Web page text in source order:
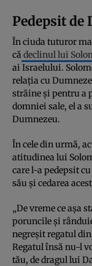
Pedepsit de
În ciuda tuturor
că declinul lui
ai Israelului.
relația cu
străine și pentru a
domniei sale, el a
Dumnezeu.
În cele din urmă,
atitudinea lui
care l-a pedepsit
său și cedarea
„De vreme ce așa
poruncile și
negreșit regatul
Regatul însă nu-l
tău, de dragul lui